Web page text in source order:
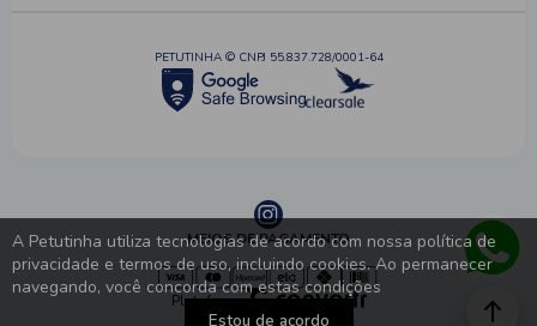
PETUTINHA © CNPJ 55.837.728/0001-64
MEIOS DE PAGAMENTO
Plataforma
A Petutinha utiliza tecnologias de acordo com nossa política de
privacidade e termos de uso, incluindo cookies. Ao permanecer
navegando, você concorda com estas condições
Estou de acordo